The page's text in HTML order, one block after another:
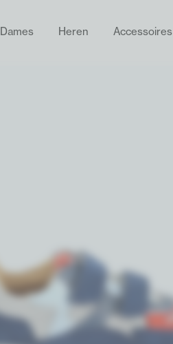
Dames Heren Accessoires